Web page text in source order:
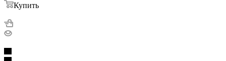
Купить